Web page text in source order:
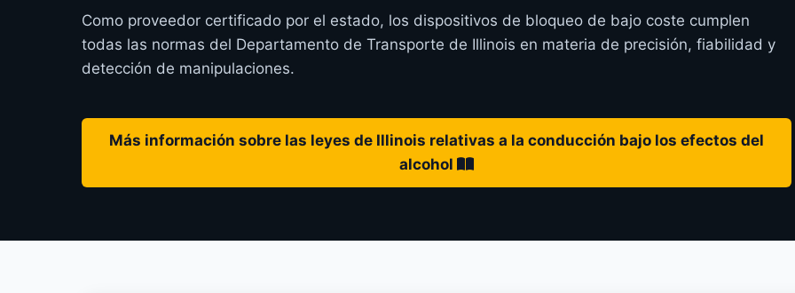
Como proveedor certificado por el estado, los dispositivos de bloqueo de bajo coste cumplen
todas las normas del Departamento de Transporte de Illinois en materia de precisión, fiabilidad y
detección de manipulaciones.
Más información sobre las leyes de Illinois relativas a la conducción bajo los efectos del
alcohol